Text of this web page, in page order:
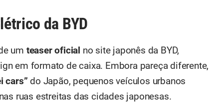
da BYD
um teaser oficial no site japonês da BYD,
em formato de caixa. Embora pareça diferente,
cars” do Japão, pequenos veículos urbanos
ruas estreitas das cidades japonesas.